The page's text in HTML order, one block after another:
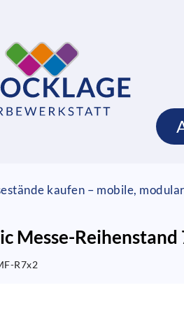
kaufen – mobile,
Messe-Reihenstand
R7x2